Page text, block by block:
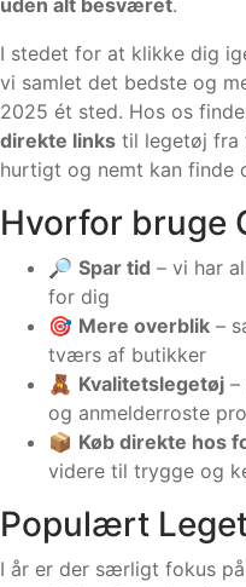
uden alt besværet.
I stedet for at klikke dig
vi samlet det bedste og
2025 ét sted. Hos os
direkte links til legetøj fra
hurtigt og nemt kan finde
Hvorfor bruge
🔎 Spar tid – vi har
for dig
🎯 Mere overblik –
tværs af butikker
🧸 Kvalitetslegetøj –
og anmelderroste
📦 Køb direkte hos
videre til trygge og
Populært
I år er der særligt fokus